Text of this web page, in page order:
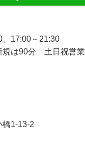
17:00～21:30
は90分 土日祝営業
橋1-13-2